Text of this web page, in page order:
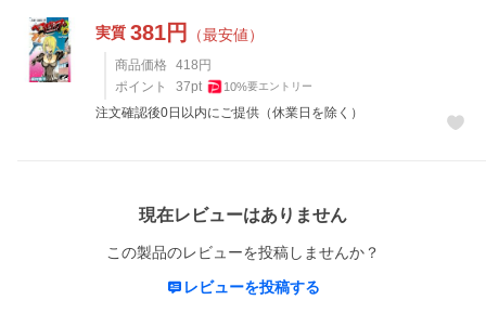
実質 381円 （最安値）
商品価格 418 円
ポイント
37pt 10%要エントリー
注文確認後0日以内にご提供（休業日を除く）
現在レビューはありません
この製品のレビューを投稿しませんか？
レビューを投稿する